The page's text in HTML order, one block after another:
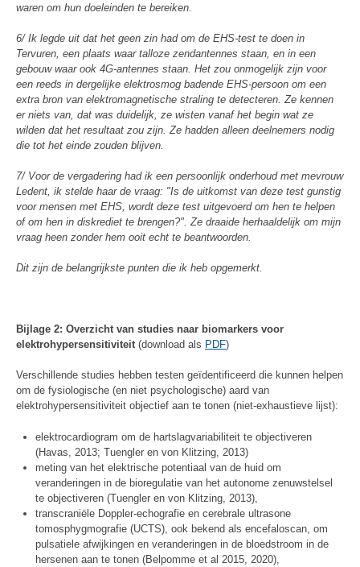
waren om hun doeleinden te bereiken.
6/ Ik legde uit dat het geen zin had om de EHS-test te doen in
Tervuren, een plaats waar talloze zendantennes staan, en in een
gebouw waar ook 4G-antennes staan. Het zou onmogelijk zijn voor
een reeds in dergelijke elektrosmog badende EHS-persoon om een
extra bron van elektromagnetische straling te detecteren. Ze kennen
er niets van, dat was duidelijk, ze wisten vanaf het begin wat ze
wilden dat het resultaat zou zijn. Ze hadden alleen deelnemers nodig
die tot het einde zouden blijven.
7/ Voor de vergadering had ik een persoonlijk onderhoud met mevrouw
Ledent, ik stelde haar de vraag: "Is de uitkomst van deze test gunstig
voor mensen met EHS, wordt deze test uitgevoerd om hen te helpen
of om hen in diskrediet te brengen?". Ze draaide herhaaldelijk om mijn
vraag heen zonder hem ooit echt te beantwoorden.
Dit zijn de belangrijkste punten die ik heb opgemerkt.
Bijlage 2: Overzicht van studies naar biomarkers voor
elektrohypersensitiviteit (download als PDF)
Verschillende studies hebben testen geïdentificeerd die kunnen helpen
om de fysiologische (en niet psychologische) aard van
elektrohypersensitiviteit objectief aan te tonen (niet-exhaustieve lijst):
elektrocardiogram om de hartslagvariabiliteit te objectiveren
(Havas, 2013; Tuengler en von Klitzing, 2013)
meting van het elektrische potentiaal van de huid om
veranderingen in de bioregulatie van het autonome zenuwstelsel
te objectiveren (Tuengler en von Klitzing, 2013),
transcraniële Doppler-echografie en cerebrale ultrasone
tomosphygmografie (UCTS), ook bekend als encefaloscan, om
pulsatiele afwijkingen en veranderingen in de bloedstroom in de
hersenen aan te tonen (Belpomme et al 2015, 2020),